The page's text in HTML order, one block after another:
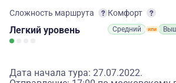
Сложность маршрута
Легкий уровень
Комфорт
Средний
Дата начала тура: 27.07.2022.